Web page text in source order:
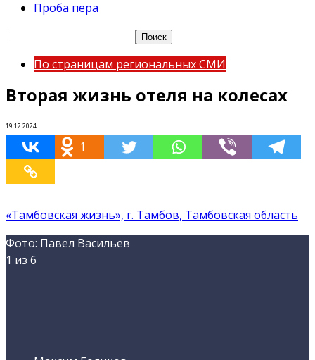
Проба пера
По страницам региональных СМИ
Вторая жизнь отеля на колесах
19.12.2024
1
«Тамбовская жизнь», г. Тамбов, Тамбовская область
Фото: Павел Васильев
1 из 6